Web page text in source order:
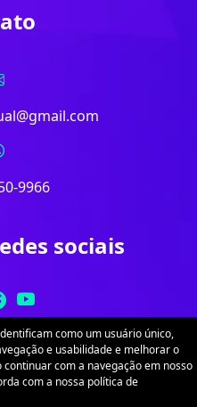
9966
sociais
por
como um usuário único,
e usabilidade e melhorar o
com a navegação em nosso
com a nossa política de